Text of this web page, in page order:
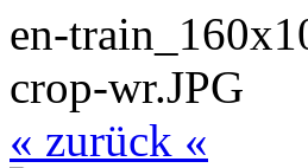
« zurück «